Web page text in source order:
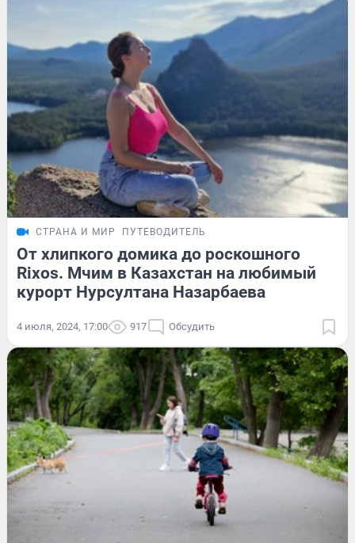
СТРАНА И МИР ПУТЕВОДИТЕЛЬ
От хлипкого домика до роскошного
Rixos. Мчим в Казахстан на любимый
курорт Нурсултана Назарбаева
4 июля, 2024, 17:00 917 Обсудить